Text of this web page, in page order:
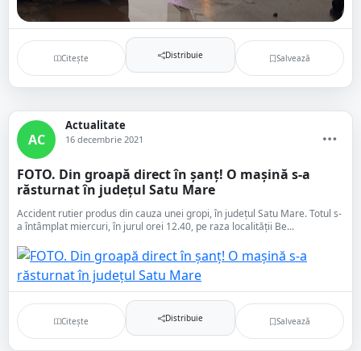
Citește Distribuie Salvează
AC
Actualitate
16 decembrie 2021
FOTO. Din groapă direct în șanț! O mașină s-a
răsturnat în județul Satu Mare
Accident rutier produs din cauza unei gropi, în județul Satu Mare. Totul s-
a întâmplat miercuri, în jurul orei 12.40, pe raza localității Be...
Citește Distribuie Salvează